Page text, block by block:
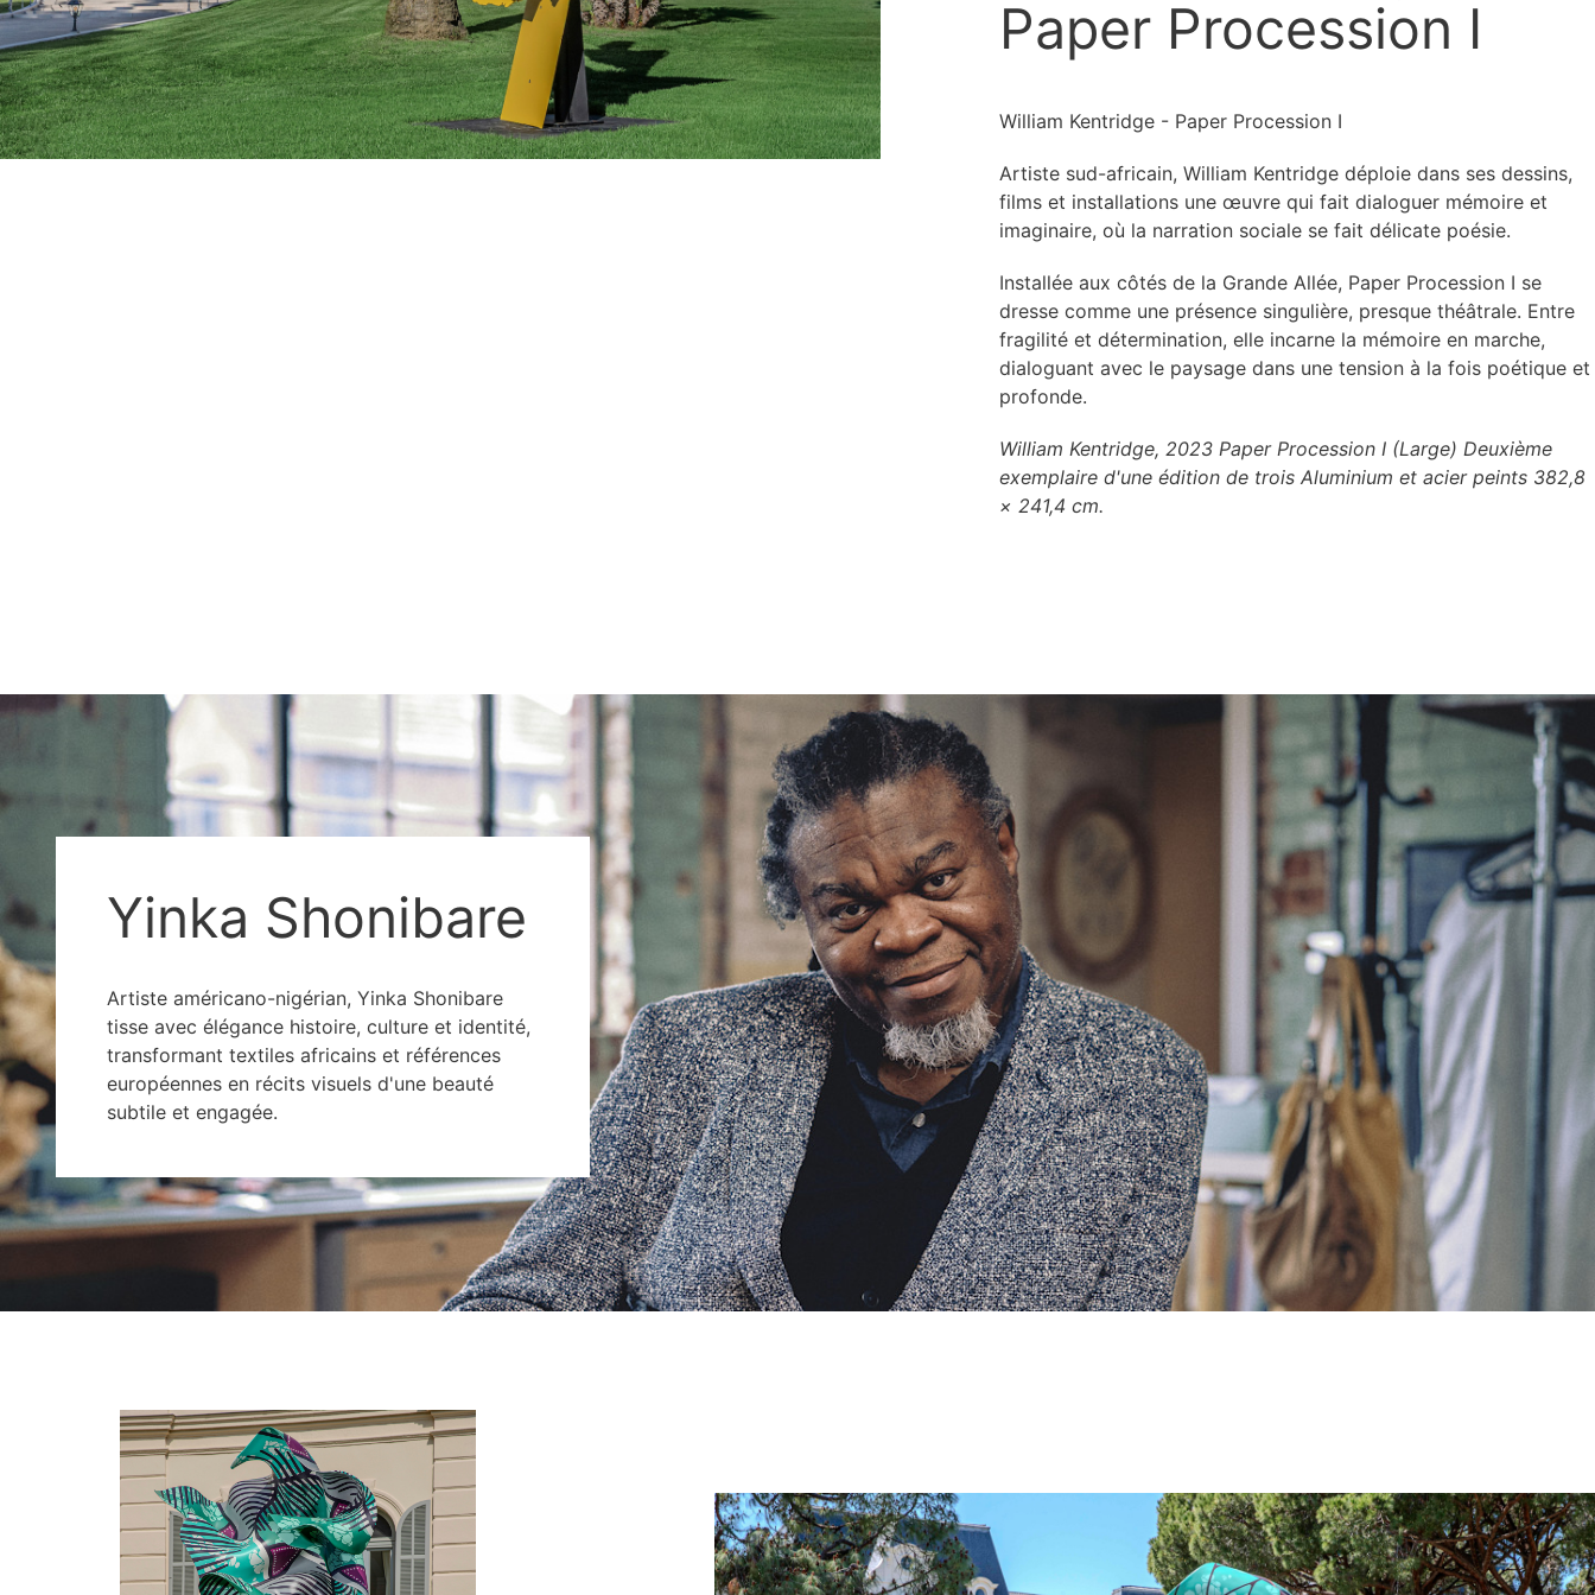
Paper Procession I
William Kentridge - Paper Procession I
Artiste sud-africain, William Kentridge déploie dans ses dessins,
films et installations une œuvre qui fait dialoguer mémoire et
imaginaire, où la narration sociale se fait délicate poésie.
Installée aux côtés de la Grande Allée, Paper Procession I se
dresse comme une présence singulière, presque théâtrale. Entre
fragilité et détermination, elle incarne la mémoire en marche,
dialoguant avec le paysage dans une tension à la fois poétique et
profonde.
William Kentridge, 2023 Paper Procession I (Large) Deuxième
exemplaire d'une édition de trois Aluminium et acier peints 382,8
× 241,4 cm.
Yinka Shonibare
Artiste américano-nigérian, Yinka Shonibare
tisse avec élégance histoire, culture et identité,
transformant textiles africains et références
européennes en récits visuels d'une beauté
subtile et engagée.